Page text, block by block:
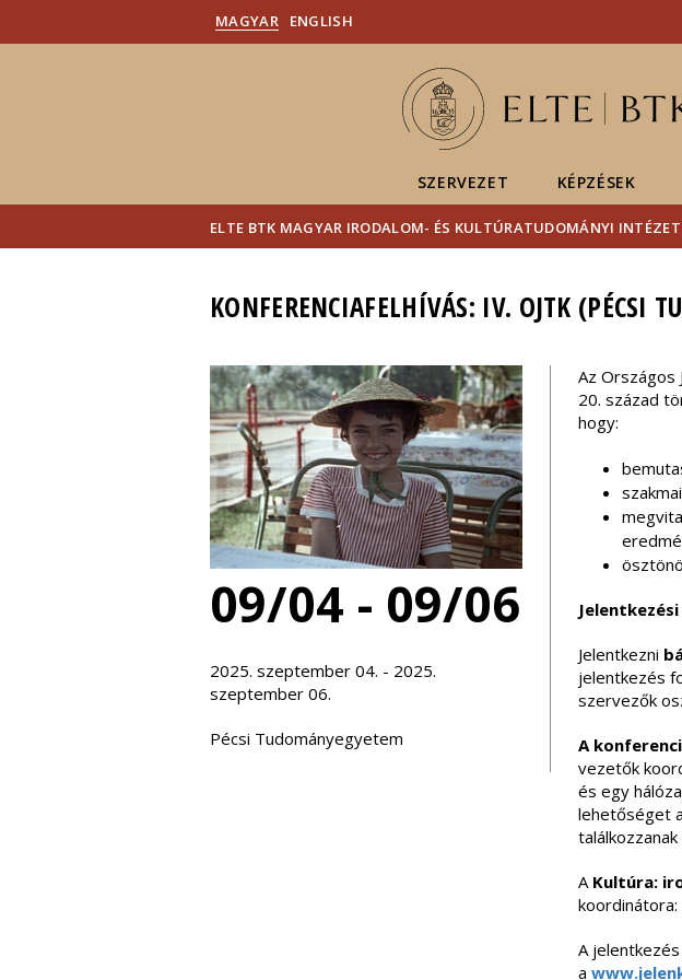
MAGYAR ENGLISH
SZERVEZET KÉPZÉSEK
ELTE BTK MAGYAR IRODALOM- ÉS KULTÚRATUDOMÁNYI INTÉZET
KONFERENCIAFELHÍVÁS: IV. OJTK (PÉCSI
09/04 - 09/06
2025. szeptember 04. - 2025.
szeptember 06.
Pécsi Tudományegyetem
Az Országos
20. század
hogy:
Jelentkezni
jelentkezés
szervezők
A
vezetők
és egy
lehetőséget
A Kultúra:
koordinátora:
A
a